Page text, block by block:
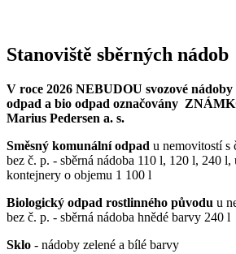
Stanoviště sběrných nádob
V roce 2026 NEBUDOU svozové
odpad a bio odpad označovány
Marius Pedersen a. s.
Směsný komunální odpad u nemovitostí s
bez č. p. - sběrná nádoba 110 l, 120 l, 240
kontejnery o objemu 1 100 l
Biologický odpad rostlinného původu u
bez č. p. - sběrná nádoba hnědé barvy 240 l
Sklo - nádoby zelené a bílé barvy